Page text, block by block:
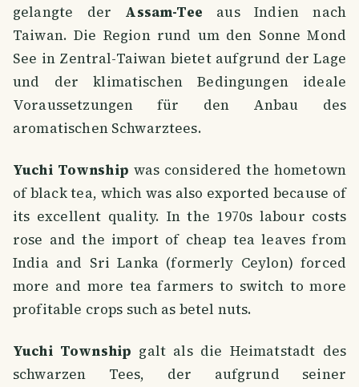
gelangte der Assam-Tee aus Indien nach
Taiwan. Die Region rund um den Sonne Mond
See in Zentral-Taiwan bietet aufgrund der Lage
und der klimatischen Bedingungen ideale
Voraussetzungen für den Anbau des
aromatischen Schwarztees.
Yuchi Township was considered the hometown
of black tea, which was also exported because of
its excellent quality. In the 1970s labour costs
rose and the import of cheap tea leaves from
India and Sri Lanka (formerly Ceylon) forced
more and more tea farmers to switch to more
profitable crops such as betel nuts.
Yuchi Township galt als die Heimatstadt des
schwarzen Tees, der aufgrund seiner